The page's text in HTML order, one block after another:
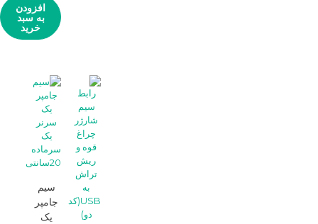
افزودن
به سبد
خرید
سیم
جامپر
یک